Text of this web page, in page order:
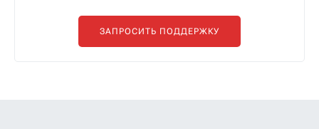
ЗАПРОСИТЬ ПОДДЕРЖКУ